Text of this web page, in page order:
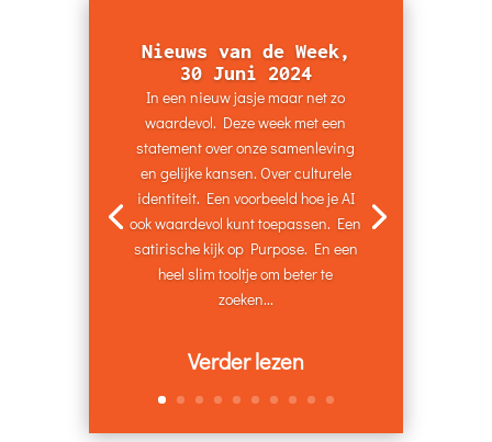
Nieuws van de Week,
30 Juni 2024
In een nieuw jasje maar net zo
waardevol. Deze week met een
statement over onze samenleving
en gelijke kansen. Over culturele
identiteit. Een voorbeeld hoe je AI
ook waardevol kunt toepassen. Een
satirische kijk op Purpose. En een
heel slim tooltje om beter te
zoeken...
Verder lezen